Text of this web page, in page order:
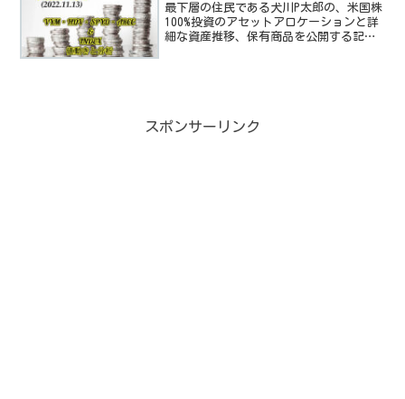
最下層の住民である犬川P太郎の、米国株
100%投資のアセットアロケーションと詳
細な資産推移、保有商品を公開する記事
スポンサーリンク